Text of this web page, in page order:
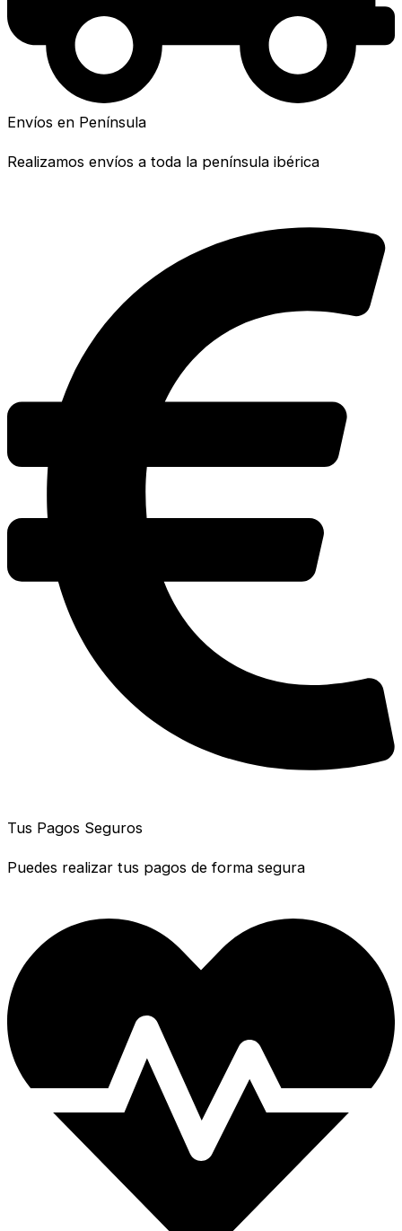
Envíos en Península
Realizamos envíos a toda la península ibérica
Tus Pagos Seguros
Puedes realizar tus pagos de forma segura